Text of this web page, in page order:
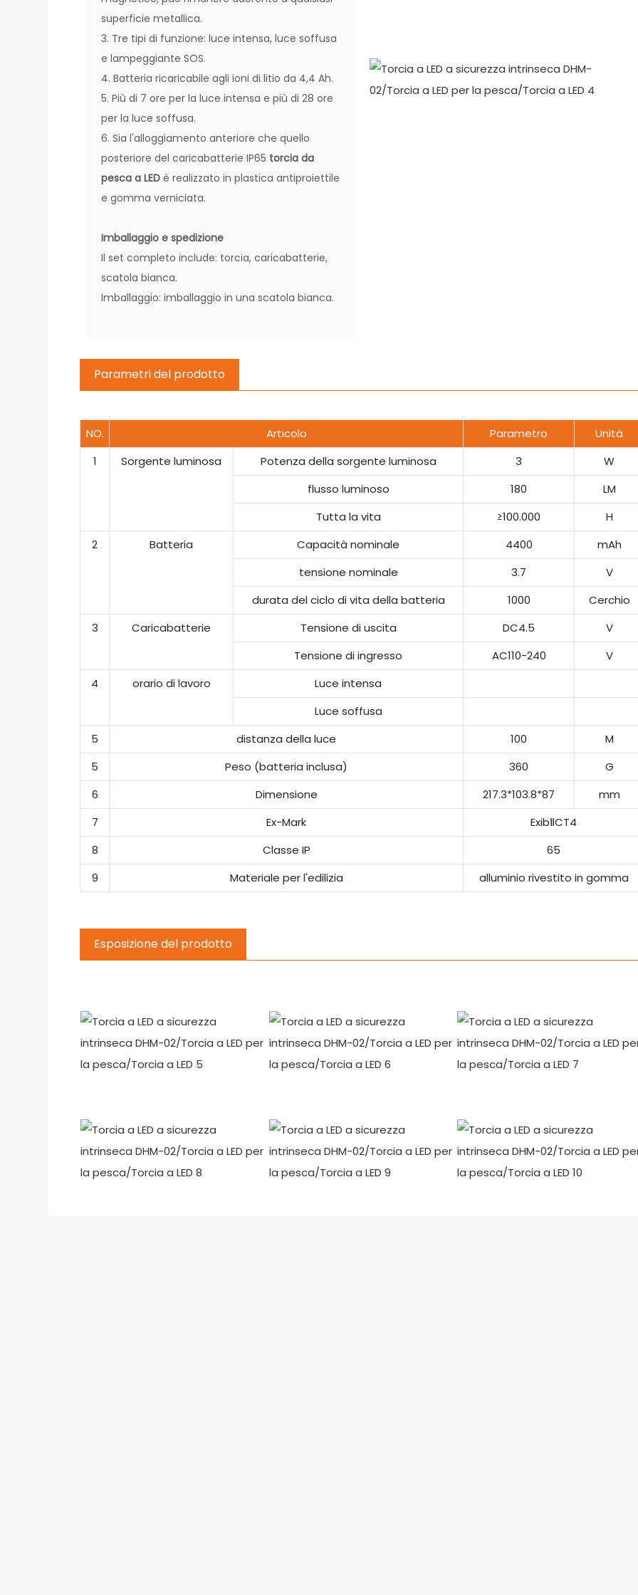
superficie metallica.
3. Tre tipi di funzione: luce intensa, luce soffusa
e lampeggiante SOS.
4. Batteria ricaricabile agli ioni di litio da 4,4 Ah.
5. Più di 7 ore per la luce intensa e più di 28 ore
per la luce soffusa.
6. Sia l'alloggiamento anteriore che quello
posteriore del caricabatterie IP65 torcia da
pesca a LED è realizzato in plastica antiproiettile
e gomma verniciata.
Imballaggio e spedizione
Il set completo include: torcia, caricabatterie,
scatola bianca.
Imballaggio: imballaggio in una scatola bianca.
Parametri del prodotto
NO. Articolo Parametro
Unità
1
Sorgente luminosa Potenza della sorgente luminosa 3
W
flusso luminoso
180
LM
Tutta la vita
≥100.000
H
2
Batteria Capacità nominale 4400
mAh
tensione nominale
3.7
V
durata del ciclo di vita della batteria
1000
Cerchio
3
Caricabatterie Tensione di uscita DC4.5
V
Tensione di ingresso
AC110-240
V
4
orario di lavoro
Luce intensa
Luce soffusa
5
distanza della luce 100
M
5
Peso (batteria inclusa) 360
G
6
Dimensione 217.3*103.8*87
mm
7
Ex-Mark
ExibⅡCT4
8
Classe IP
65
9
Materiale per l'edilizia alluminio rivestito in gomma
Esposizione del prodotto